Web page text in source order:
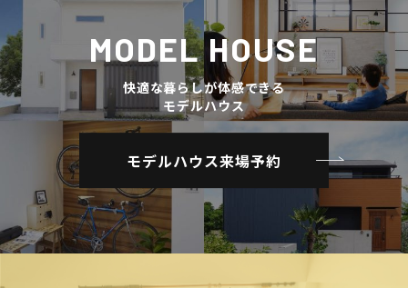
MODEL HOUSE
快適な暮らしが体感できる
モデルハウス
モデルハウス来場予約